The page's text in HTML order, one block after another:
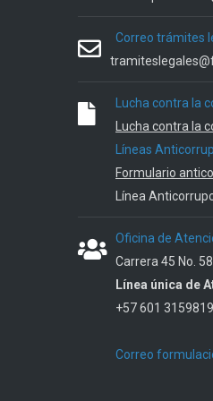
Correo trámites
Lucha contra la
Lucha contra la
Líneas
Formulario
Línea
Oficina de
Carrera 45 No.
Línea única de
+57 601 3159819
Correo